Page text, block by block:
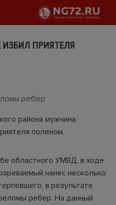
ПРИЯТЕЛЯ
ребер
района мужчина
поленом.
областного УМВД, в ходе
нанес несколько
в результате
ребер. На данный